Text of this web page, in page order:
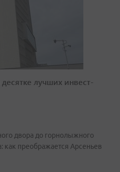
лучших инвест-
двора до горнолыжного
как преображается Арсеньев